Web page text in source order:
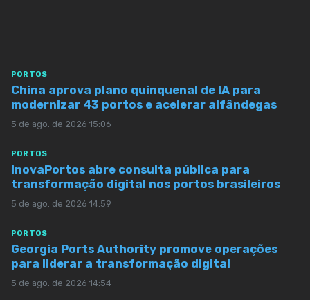
PORTOS
China aprova plano quinquenal de IA para
modernizar 43 portos e acelerar alfândegas
5 de ago. de 2026 15:06
PORTOS
InovaPortos abre consulta pública para
transformação digital nos portos brasileiros
5 de ago. de 2026 14:59
PORTOS
Georgia Ports Authority promove operações
para liderar a transformação digital
5 de ago. de 2026 14:54